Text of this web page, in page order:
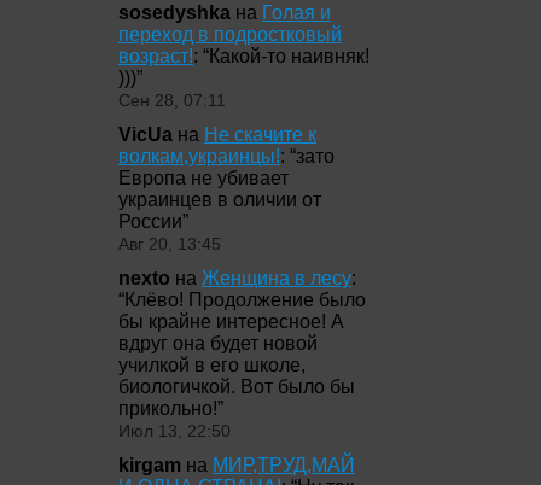
sosedyshka на Голая и
переход в подростковый
возраст!: “Какой-то наивняк!
)))”
Сен 28, 07:11
VicUa на Не скачите к
волкам,украинцы!: “зато
Европа не убивает
украинцев в оличии от
России”
Авг 20, 13:45
nexto на Женщина в лесу:
“Клёво! Продолжение было
бы крайне интересное! А
вдруг она будет новой
училкой в его школе,
биологичкой. Вот было бы
прикольно!”
Июл 13, 22:50
kirgam на МИР,ТРУД,МАЙ